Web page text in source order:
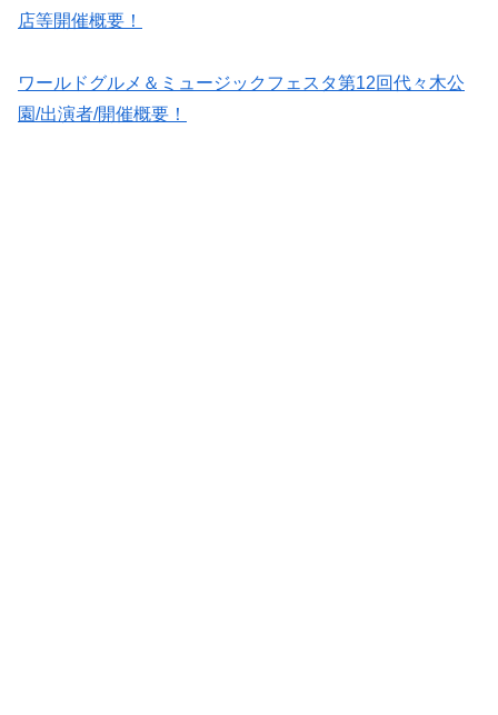
店等開催概要！
ワールドグルメ＆ミュージックフェスタ第12回代々木公
園/出演者/開催概要！